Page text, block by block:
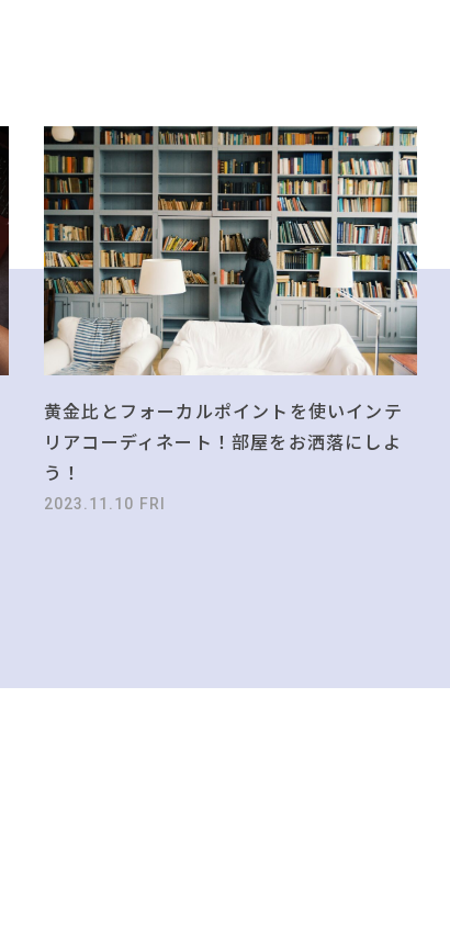
黄金比とフォーカルポイントを使いインテ
リアコーディネート！部屋をお洒落にしよ
う！
2023.11.10 FRI